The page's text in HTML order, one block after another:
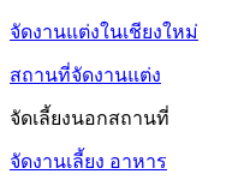
จัดงานแต่งในเชียงใหม่
สถานที่จัดงานแต่ง
จัดเลี้ยงนอกสถานที่
จัดงานเลี้ยง อาหาร